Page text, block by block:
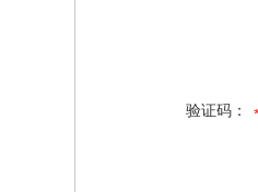
验证码：